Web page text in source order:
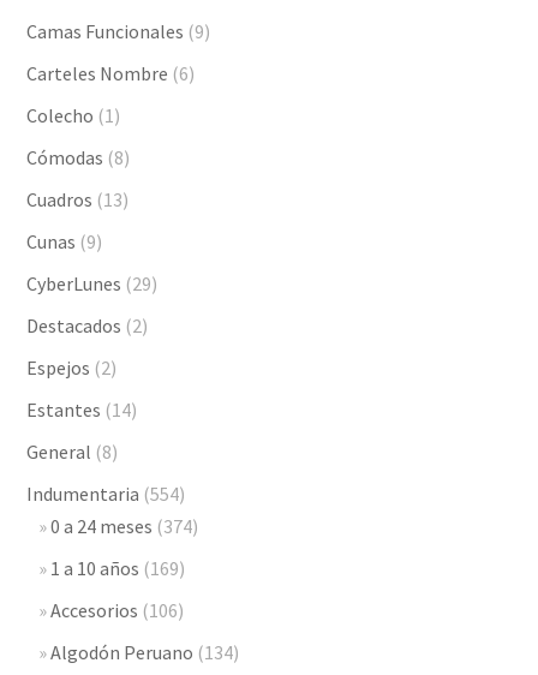
Camas Funcionales (9)
Carteles Nombre (6)
Colecho (1)
Cómodas (8)
Cuadros (13)
Cunas (9)
CyberLunes (29)
Destacados (2)
Espejos (2)
Estantes (14)
General (8)
Indumentaria (554)
0 a 24 meses (374)
1 a 10 años (169)
Accesorios (106)
Algodón Peruano (134)